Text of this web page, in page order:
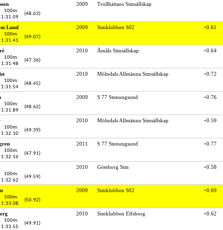
2009 Trollhättans Simsällskap
100m:
1:31.09
(48.63)
Lund 2009 Simklubben S02 +0.61
100m:
1:31.41
(49.07)
2010 Åmåls Simsällskap +0.64
100m:
1:31.48
(47.36)
2010 Mölndals Allmänna Simsällskap +0.72
100m:
1:31.54
(48.45)
2009 S 77 Stenungsund +0.76
100m:
1:31.89
(48.62)
2010 Mölndals Allmänna Simsällskap +0.59
100m:
1:32.10
(49.39)
2011 S 77 Stenungsund +0.77
100m:
1:32.16
(47.91)
2010 Göteborg Sim +0.58
100m:
1:32.62
(49.59)
2009 Simklubben S02 +0.69
100m:
1:33.08
(50.92)
2010 Simklubben Elfsborg +0.62
100m:
1:33.55
(49.91)